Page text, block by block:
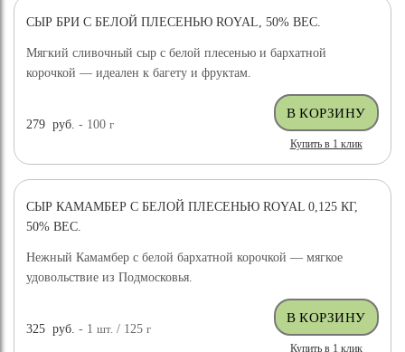
СЫР БРИ С БЕЛОЙ ПЛЕСЕНЬЮ ROYAL, 50% ВЕС.
Мягкий сливочный сыр с белой плесенью и бархатной
корочкой — идеален к багету и фруктам.
279 руб. - 100г
Купить в 1 клик
СЫР КАМАМБЕР С БЕЛОЙ ПЛЕСЕНЬЮ ROYAL 0,125 КГ,
50% ВЕС.
Нежный Камамбер с белой бархатной корочкой — мягкое
удовольствие из Подмосковья.
325 руб. - 1шт. / 125г
Купить в 1 клик